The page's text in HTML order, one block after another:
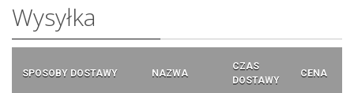
Wysyłka
SPOSOBY DOSTAWY NAZWA
CZAS
DOSTAWY
CENA